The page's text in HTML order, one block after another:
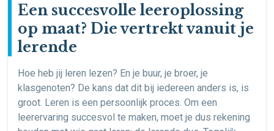
Een succesvolle leeroplossing
op maat? Die vertrekt vanuit je
lerende
Hoe heb jij leren lezen? En je buur, je broer, je
klasgenoten? De kans dat dit bij iedereen anders is, is
groot. Leren is een persoonlijk proces. Om een
leerervaring succesvol te maken, moet je dus rekening